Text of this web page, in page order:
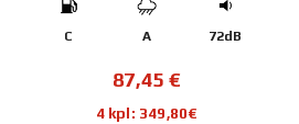
C A 72dB
87,45 €
4 kpl: 349,80€